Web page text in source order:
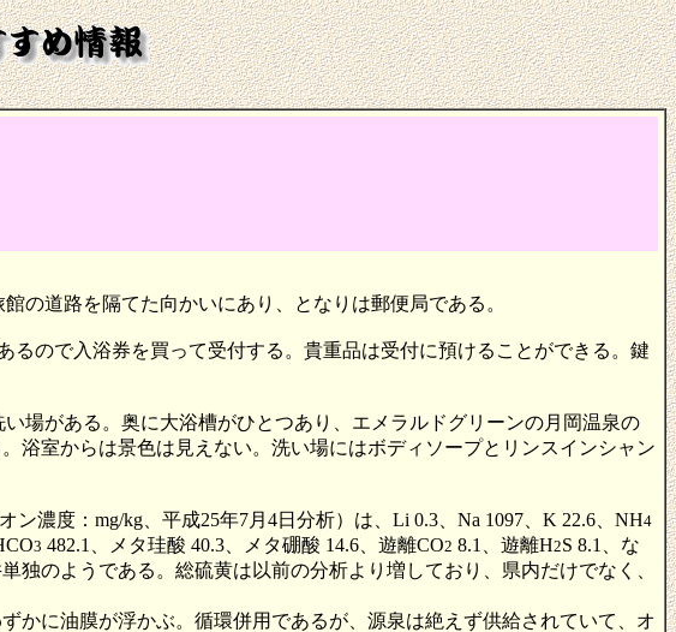
の道路を隔てた向かいにあり、となりは郵便局である。
ので入浴券を買って受付する。貴重品は受付に預けることができる。鍵
場がある。奥に大浴槽がひとつあり、エメラルドグリーンの月岡温泉の
浴室からは景色は見えない。洗い場にはボディソープとリンスインシャン
濃度：mg/kg、平成25年7月4日分析）は、Li 0.3、Na 1097、K 22.6、NH4
3 482.1、メタ珪酸 40.3、メタ硼酸 14.6、遊離CO2 8.1、遊離H2S 8.1、な
独のようである。総硫黄は以前の分析より増しており、県内だけでなく、
に油膜が浮かぶ。循環併用であるが、源泉は絶えず供給されていて、オ